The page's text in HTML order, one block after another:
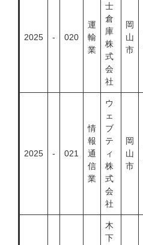
2025 - 020
運
輸
業
士
倉
庫
株
式
会
社
岡
山
市
2025 - 021
情
報
通
信
業
ウ
ェ
ブ
テ
ィ
株
式
会
社
岡
山
市
木
下